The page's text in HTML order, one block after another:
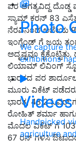
Photo
We capture
exhibitions
Videos
Handpicked
agriculture
ಪರ ಅಗತ್ಯವಿದ್ದ ದೊಡ್ಡ
ಸ್ಯಾಮ್ ಕರನ್ 83
ನೆರವಿನಿಂದ ಅಜೇಯ
ಇಂಗ್ಲೆಂಡ್ ಗೆ ಜಯ
ಅದೃಷ್ಟವೂ
ಲಿಯಾಮ್ ಲಿವಿಂಗ್
ಭಾರತದ ಪರ
ಮೂರು ವಿಕೆಟ್
ಭಾರತ, 48.2 ಓವರ್
ರೋಹಿತ್ ಶರ್ಮಾ
ಮೊದಲ ವಿಕೆಟ್ ಗೆ
67 ರನ್ ಗಳಿಸಿ